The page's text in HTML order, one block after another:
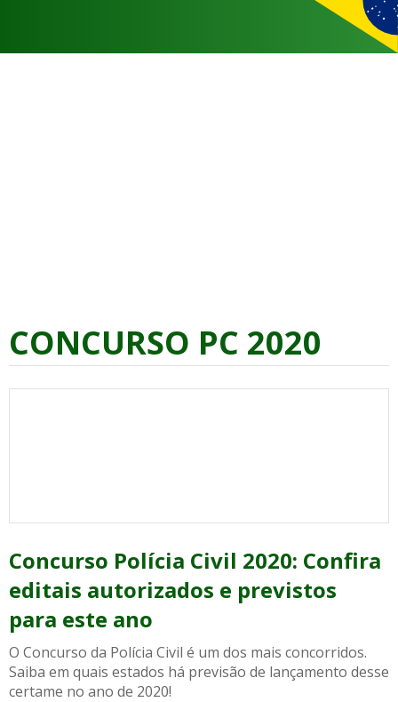
CONCURSO PC 2020
Concurso Polícia Civil 2020: Confira
editais autorizados e previstos
para este ano
O Concurso da Polícia Civil é um dos mais concorridos.
Saiba em quais estados há previsão de lançamento desse
certame no ano de 2020!